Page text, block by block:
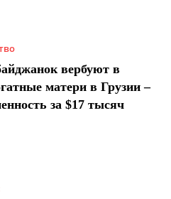
вербуют в
матери в Грузии –
за $17 тысяч